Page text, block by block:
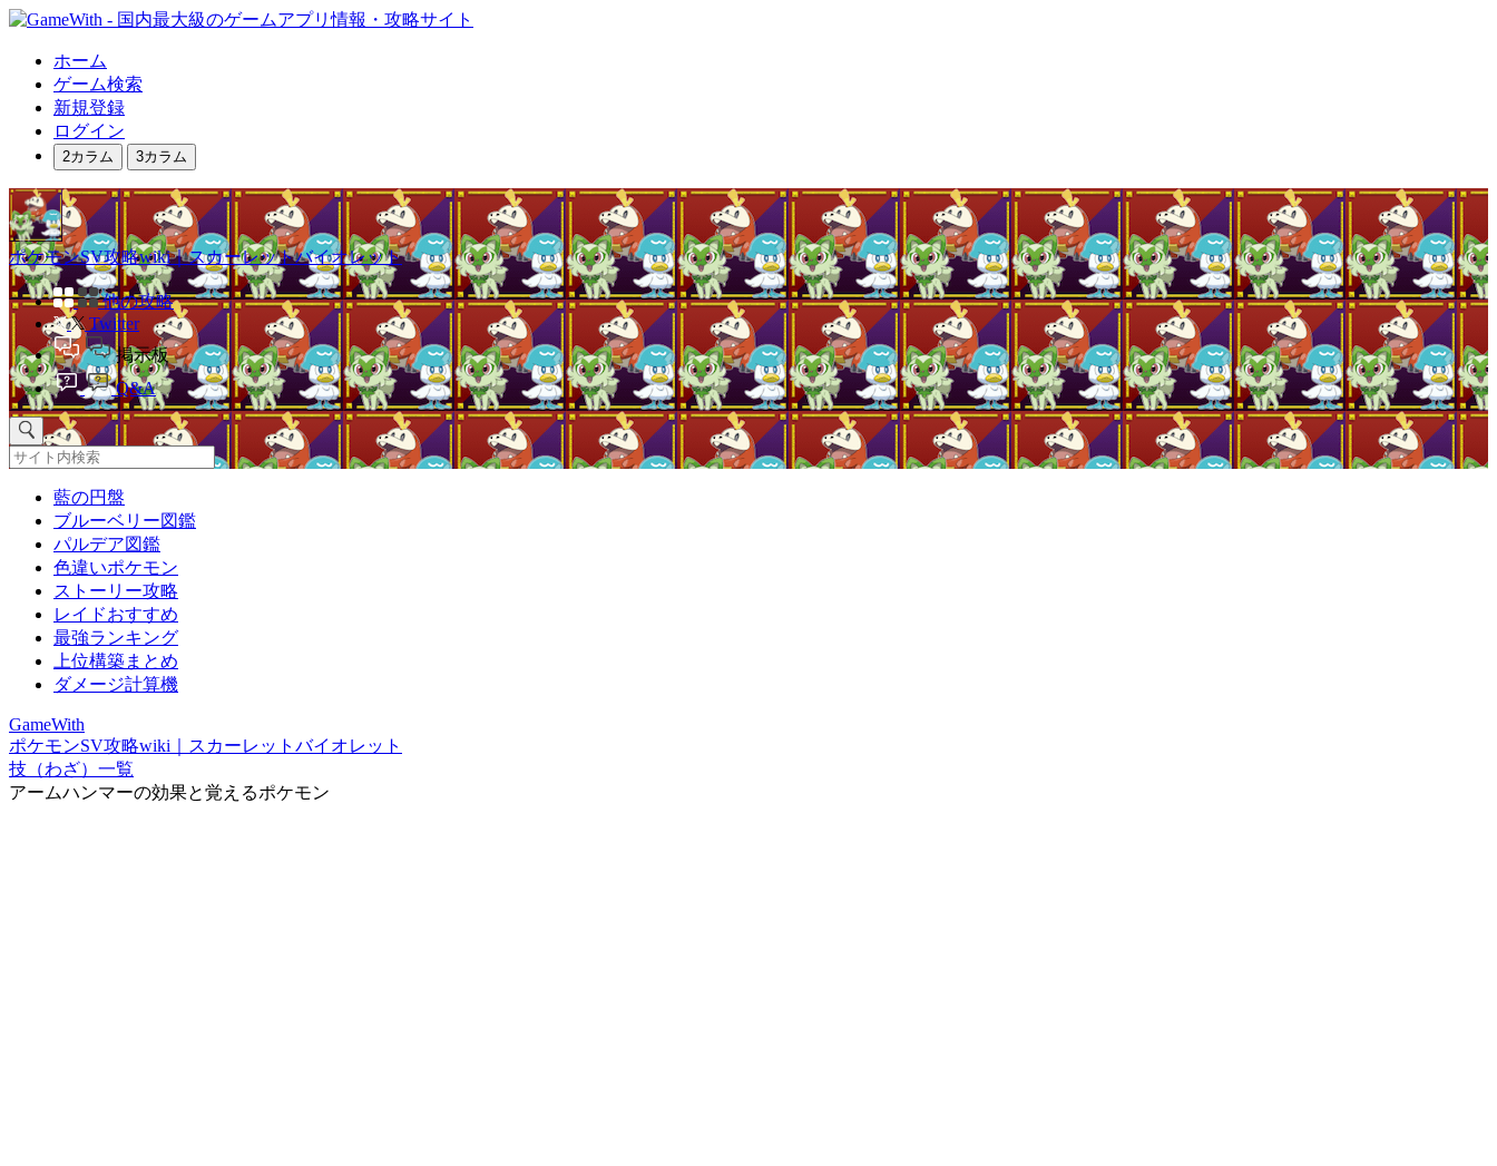
ホーム
ゲーム検索
新規登録
ログイン
2カラム 3カラム
ポケモンSV攻略wiki｜スカーレットバイオレット
他の攻略
Twitter
掲示板
Q&A
藍の円盤
ブルーベリー図鑑
パルデア図鑑
色違いポケモン
ストーリー攻略
レイドおすすめ
最強ランキング
上位構築まとめ
ダメージ計算機
GameWith
ポケモンSV攻略wiki｜スカーレットバイオレット
技（わざ）一覧
アームハンマーの効果と覚えるポケモン